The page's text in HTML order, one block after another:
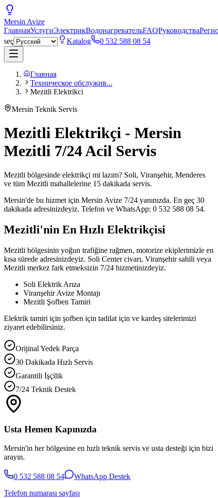
Mersin Avize
ГлавнаяУслугиЭлектрикВодонагревательFAQРуководства
seç
Katalog 0 532 588 08 54
Главная
Техническое обслужив...
Mezitli Elektrikci
Mersin Teknik Servis
Mezitli Elektrikçi - Mersin
Mezitli 7/24 Acil Servis
Mezitli bölgesinde elektrikçi mi lazım? Soli, Viranşehir, Menderes
ve tüm Mezitli mahallelerine 15 dakikada servis.
Mersin'de bu hizmet için Mersin Avize 7/24 yanınızda. En geç 30
dakikada adresinizdeyiz. Telefon ve WhatsApp: 0 532 588 08 54.
Mezitli'nin En Hızlı Elektrikçisi
Mezitli bölgesinin yoğun trafiğine rağmen, motorize ekiplerimizle en
kısa sürede adresinizdeyiz. Soli Center civarı, Viranşehir sahili veya
Mezitli merkez fark etmeksizin 7/24 hizmetinizdeyiz.
Soli Elektrik Arıza
Viranşehir Avize Montajı
Mezitli Şofben Tamiri
Elektrik tamiri için şofben için tadilat için ve kardeş sitelerimizi
ziyaret edebilirsiniz.
Orijinal Yedek Parça
30 Dakikada Hızlı Servis
Garantili İşçilik
7/24 Teknik Destek
Usta Hemen Kapınızda
Mersin'in her bölgesine en hızlı teknik servis ve usta desteği için bizi
arayın.
0 532 588 08 54
WhatsApp Destek
Telefon numarası sayfası